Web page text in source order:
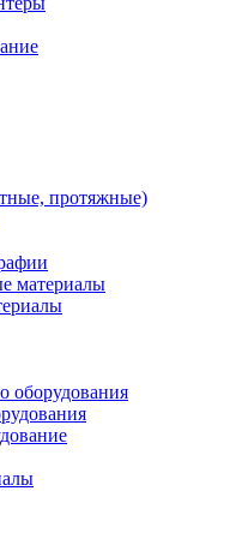
протяжные)
материалы
оборудования